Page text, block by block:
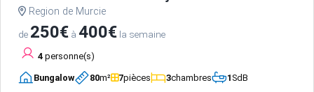
Region de Murcie
de 250€ à 400€ la semaine
4 personne(s)
Bungalow 80m² 7pièces 3chambres 1SdB